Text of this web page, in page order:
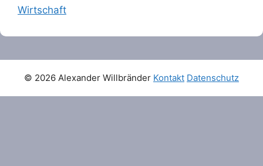
Wirtschaft
© 2026 Alexander Willbränder Kontakt Datenschutz